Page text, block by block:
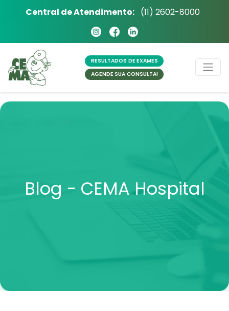
Central de Atendimento: (11) 2602-8000
RESULTADOS DE EXAMES
AGENDE SUA CONSULTA!
Blog - CEMA Hospital